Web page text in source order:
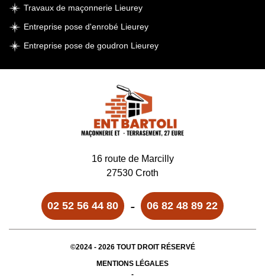
Travaux de maçonnerie Lieurey
Entreprise pose d'enrobé Lieurey
Entreprise pose de goudron Lieurey
16 route de Marcilly
27530 Croth
02 52 56 44 80 - 06 82 48 89 22
©2024 - 2026 TOUT DROIT RÉSERVÉ
MENTIONS LÉGALES
-